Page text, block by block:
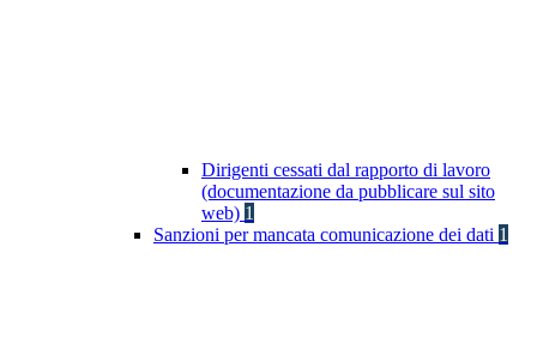
Dirigenti cessati dal rapporto di lavoro
(documentazione da pubblicare sul sito
web) 1
Sanzioni per mancata comunicazione dei dati 1